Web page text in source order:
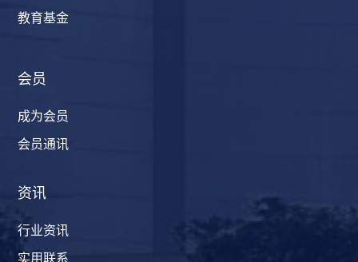
教育基金
会员
成为会员
会员通讯
资讯
行业资讯
实用联系